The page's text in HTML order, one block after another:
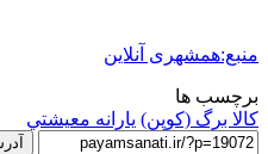
منبع:همشهری آنلاین
برچسب ها
کالا برگ (کوپن) يارانه معيشتي